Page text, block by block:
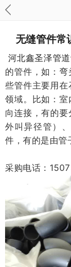
无缝管件常
河北鑫圣泽管
的管件，如：
些管件主要用
领域。比如：
向连接，有的
外叫异径管）
件，有的是由管
采购电话：